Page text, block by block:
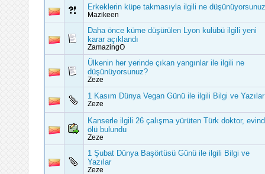
Erkeklerin küpe takmasıyla ilgili ne
Mazikeen
Daha önce küme düşürülen Lyon kulübü ilgili yeni
karar açıklandı
ZamazingO
Ülkenin her yerinde çıkan yangınlar ile ilgili ne
düşünüyorsunuz?
Zeze
1 Kasım Dünya Vegan Günü ile ilgili Bilgi ve Yazılar
Zeze
Kanserle ilgili 26 çalışma yürüten Türk doktor,
ölü bulundu
Zeze
1 Şubat Dünya Başörtüsü Günü ile ilgili Bilgi ve
Yazılar
Zeze